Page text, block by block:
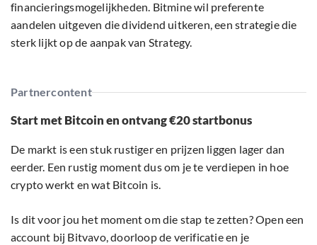
financieringsmogelijkheden. Bitmine wil preferente
aandelen uitgeven die dividend uitkeren, een strategie die
sterk lijkt op de aanpak van Strategy.
Partnercontent
Start met Bitcoin en ontvang €20 startbonus
De markt is een stuk rustiger en prijzen liggen lager dan
eerder. Een rustig moment dus om je te verdiepen in hoe
crypto werkt en wat Bitcoin is.
Is dit voor jou het moment om die stap te zetten? Open een
account bij Bitvavo, doorloop de verificatie en je